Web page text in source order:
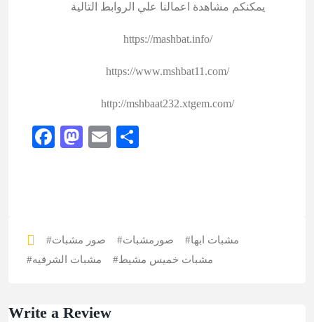
يمكنكم مشاهدة اعمالنا علي الروابط التالية
https://mashbat.info/
https://www.mshbat11.com/
http://mshbaat232.xtgem.com/
Facebook
Mastodon
Email
#صور مشبات #صورمشبات
#مشبات ابها
#مشبات الشرقيه
#مشبات خميس مشيط
Write a Review